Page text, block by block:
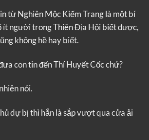
từ Nghiên Mộc Kiếm Trang là một bí
ít người trong Thiên Địa Hội biết được,
không hề hay biết.
con tin đến Thí Huyết Cốc chứ?
nói.
dự bị thì hẳn là sắp vượt qua cửa ải